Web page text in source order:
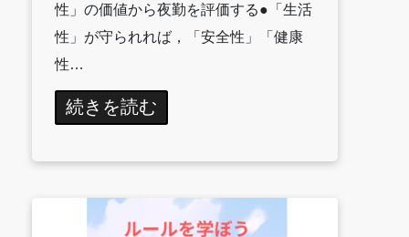
性」の価値から夜勤を評価する●「生活
性」が守られれば，「安全性」「健康
性…
続きを読む